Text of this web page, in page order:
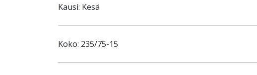
Kausi: Kesä
Koko: 235/75-15